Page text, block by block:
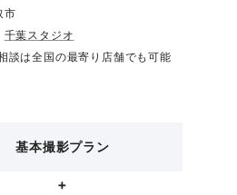
市
千葉スタジオ
談は全国の最寄り店舗でも可能
基本撮影プラン